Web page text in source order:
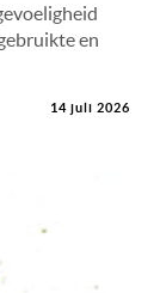
en
14 juli 2026